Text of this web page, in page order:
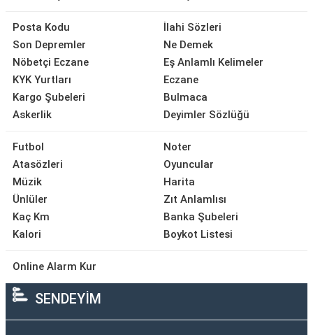
Posta Kodu
Son Depremler
Nöbetçi Eczane
KYK Yurtları
Kargo Şubeleri
Askerlik
İlahi Sözleri
Ne Demek
Eş Anlamlı Kelimeler
Eczane
Bulmaca
Deyimler Sözlüğü
Futbol
Atasözleri
Müzik
Ünlüler
Kaç Km
Kalori
Noter
Oyuncular
Harita
Zıt Anlamlısı
Banka Şubeleri
Boykot Listesi
Online Alarm Kur
SENDEYİM